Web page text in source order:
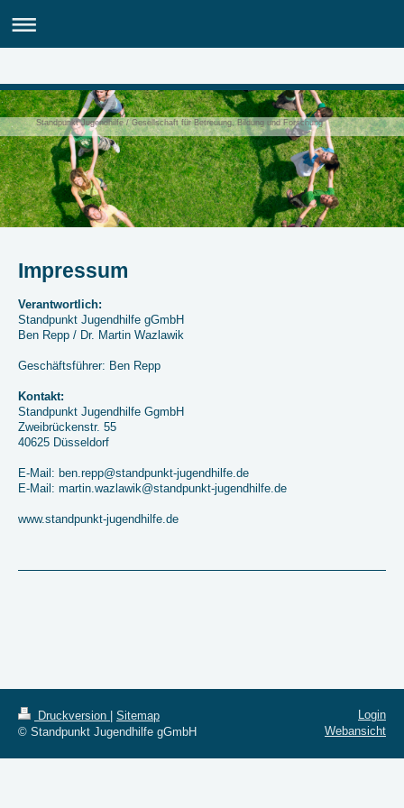
Standpunkt Jugendhilfe / Gesellschaft für Betreuung, Bildung und Forschung
Impressum
Verantwortlich:
Standpunkt Jugendhilfe gGmbH
Ben Repp / Dr. Martin Wazlawik
Geschäftsführer: Ben Repp
Kontakt:
Standpunkt Jugendhilfe GgmbH
Zweibrückenstr. 55
40625 Düsseldorf
E-Mail: ben.repp@standpunkt-jugendhilfe.de
E-Mail: martin.wazlawik@standpunkt-jugendhilfe.de
www.standpunkt-jugendhilfe.de
Druckversion
Sitemap
© Standpunkt Jugendhilfe gGmbH
Login
Webansicht